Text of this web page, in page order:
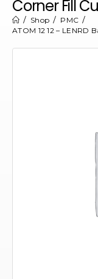
Corner Fill
Shop
PMC
ATOM 12 12 – LENRD